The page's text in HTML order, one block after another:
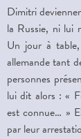
Dimitri
la Russie, ni lui
Un jour à
allemande tant
personnes
lui dit alors : «
est connue… »
par leur